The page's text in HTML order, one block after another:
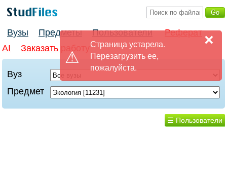
Вузы Предметы Пользователи
Реферат
AI
Заказать работу
Вуз
Предмет
☰ Пользователи
×
Страница устарела.
Перезагрузить ее,
пожалуйста.